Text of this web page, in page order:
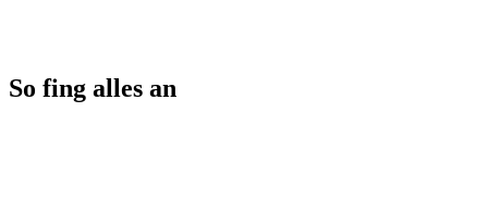
So fing alles an